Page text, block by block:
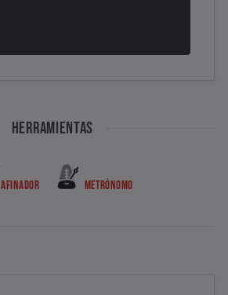
HERRAMIENTAS
AFINADOR METRÓNOMO